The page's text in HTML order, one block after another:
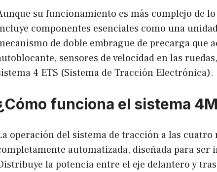
su funcionamiento es más complejo de
componentes esenciales como una
de doble embrague de precarga que
sensores de velocidad en las
4 ETS (Sistema de Tracción Electrónica).
funciona el sistema
operación del sistema de tracción a las cuatro
automatizada, diseñada para
la potencia entre el eje delantero y